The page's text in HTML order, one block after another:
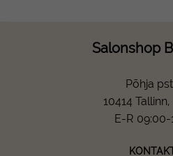
Salonshop
Põhja
10414
E-R 09:00-